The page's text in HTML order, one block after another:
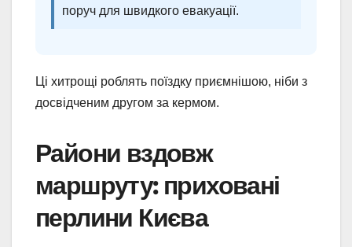
поруч для швидкого евакуації.
Ці хитрощі роблять поїздку приємнішою, ніби з
досвідченим другом за кермом.
Райони вздовж
маршруту: приховані
перлини Києва